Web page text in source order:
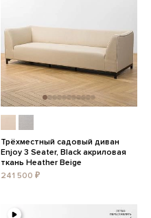
Трёхместный садовый диван
Enjoy 3 Seater, Black акриловая
ткань Heather Beige
241 500 ₽